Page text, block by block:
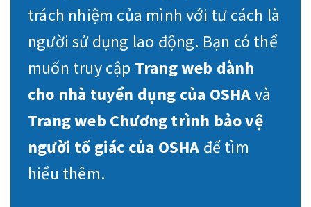
trách nhiệm của mình với tư cách là
người sử dụng lao động. Bạn có thể
muốn truy cập Trang web dành
cho nhà tuyển dụng của OSHAvà
Trang web Chương trình bảo vệ
người tố giác của OSHA để tìm
hiểu thêm.